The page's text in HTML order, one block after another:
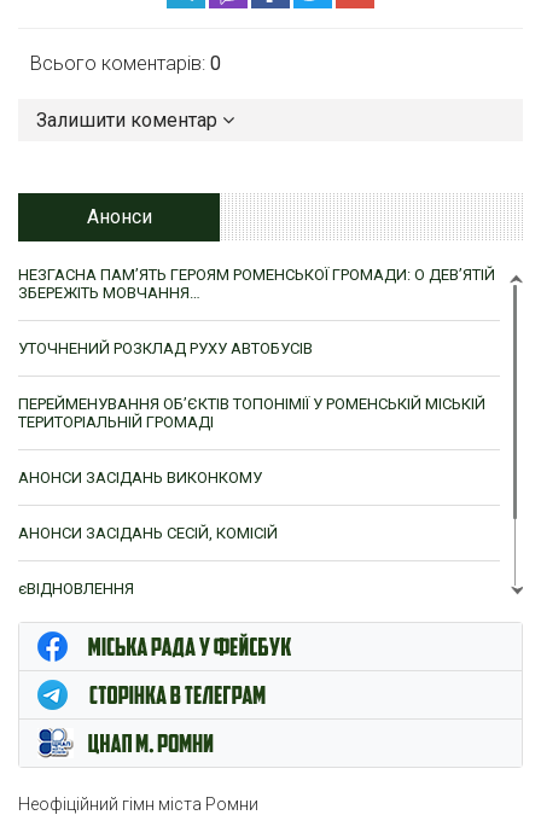
Всього коментарів: 0
Залишити коментар
Анонси
НЕЗГАСНА ПАМ’ЯТЬ ГЕРОЯМ РОМЕНСЬКОЇ ГРОМАДИ: О ДЕВ’ЯТІЙ
ЗБЕРЕЖІТЬ МОВЧАННЯ…
УТОЧНЕНИЙ РОЗКЛАД РУХУ АВТОБУСІВ
ПЕРЕЙМЕНУВАННЯ ОБ’ЄКТІВ ТОПОНІМІЇ У РОМЕНСЬКІЙ МІСЬКІЙ
ТЕРИТОРІАЛЬНІЙ ГРОМАДІ
АНОНСИ ЗАСІДАНЬ ВИКОНКОМУ
АНОНСИ ЗАСІДАНЬ СЕСІЙ, КОМІСІЙ
єВІДНОВЛЕННЯ
ЦНАП м. Ромни
Неофіційний гімн міста Ромни